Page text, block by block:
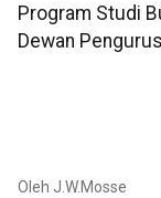
Program Studi
Dewan
Oleh J.W.Mosse